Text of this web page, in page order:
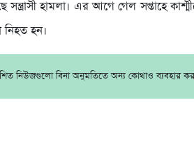
হামলা। এর আগে গেল সপ্তাহে
নিহত হন।
নিউজগুলো বিনা অনুমতিতে অন্য কোথাও ব্যবহার